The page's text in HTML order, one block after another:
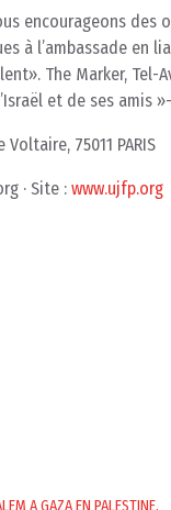
encourageons
à l’ambassade en
The Marker, Tel-
et de ses amis
75011 PARIS
· Site : www.ujfp.org